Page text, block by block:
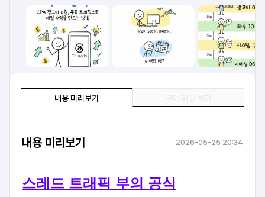
내용 미리보기
내용 미리보기 2026-05-25 20:34
스레드 트래픽 부의 공식